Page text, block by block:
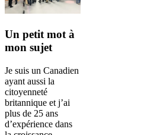
Un petit mot à
mon sujet
Je suis un Canadien
ayant aussi la
citoyenneté
britannique et j’ai
plus de 25 ans
d’expérience dans